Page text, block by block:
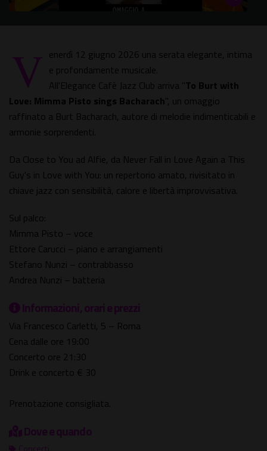
V enerdì 12 giugno 2026 una serata elegante, intima
e profondamente musicale.
All'Elegance Cafè Jazz Club arriva "To Burt with
Love: Mimma Pisto sings Bacharach", un omaggio
raffinato a Burt Bacharach, autore di melodie indimenticabili e
armonie sorprendenti.
Da Close to You ad Alfie, da Never Fall in Love Again a This
Guy's in Love with You: un repertorio amato, rivisitato in
chiave jazz con sensibilità, calore e libertà improvvisativa.
Sul palco:
Mimma Pisto – voce
Ettore Carucci – piano e arrangiamenti
Stefano Nunzi – contrabbasso
Andrea Nunzi – batteria
Informazioni, orari e prezzi
Via Francesco Carletti, 5 – Roma
Cena dalle ore 19:00
Concerto ore 21:30
Drink e concerto € 30
Prenotazione consigliata.
Dove e quando